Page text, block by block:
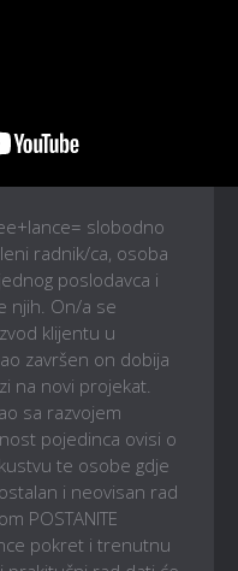
slobodno
radnik/ca, osoba
poslodavca i
njih. On/a se
klijentu u
završen on dobija
na novi projekat.
sa razvojem
pojedinca ovisi o
te osobe gdje
i neovisan rad
POSTANITE
pokret i trenutnu